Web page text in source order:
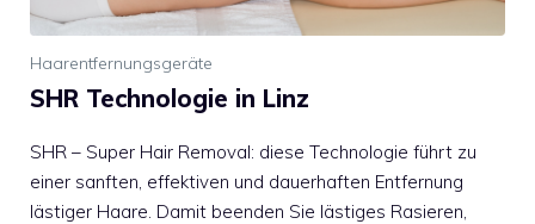
Haarentfernungsgeräte
SHR Technologie in Linz
SHR – Super Hair Removal: diese Technologie führt zu
einer sanften, effektiven und dauerhaften Entfernung
lästiger Haare. Damit beenden Sie lästiges Rasieren,